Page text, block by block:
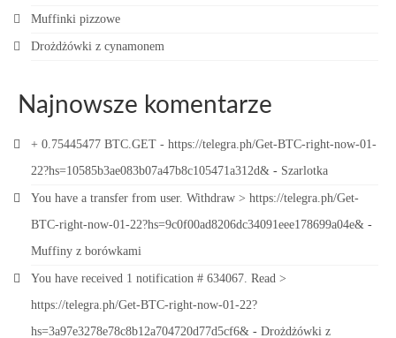
Muffinki pizzowe
Drożdżówki z cynamonem
Najnowsze komentarze
+ 0.75445477 BTC.GET - https://telegra.ph/Get-BTC-right-now-01-
22?hs=10585b3ae083b07a47b8c105471a312d& - Szarlotka
You have a transfer from user. Withdrаw > https://telegra.ph/Get-
BTC-right-now-01-22?hs=9c0f00ad8206dc34091eee178699a04e& -
Muffiny z borówkami
You have received 1 notification # 634067. Read >
https://telegra.ph/Get-BTC-right-now-01-22?
hs=3a97e3278e78c8b12a704720d77d5cf6& - Drożdżówki z